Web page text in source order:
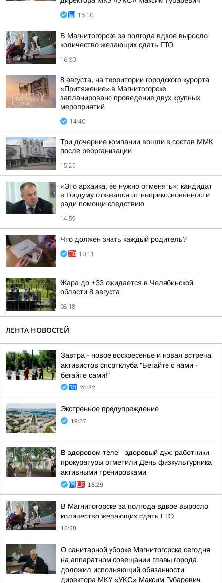
16:10
В Магнитогорске за полгода вдвое выросло
количество желающих сдать ГТО
16:30
8 августа, на территории городского курорта
«Притяжение» в Магнитогорске
запланировано проведение двух крупных
мероприятий
14:40
Три дочерние компании вошли в состав ММК
после реорганизации
15:25
«Это архаика, ее нужно отменять»: кандидат
в Госдуму отказался от неприкосновенности
ради помощи следствию
14:59
Что должен знать каждый родитель?
10:11
Жара до +33 ожидается в Челябинской
области 8 августа
08:18
ЛЕНТА НОВОСТЕЙ
Завтра - новое воскресенье и новая встреча
активистов спортклуба "Бегайте с нами -
бегайте сами!"
20:32
Экстренное предупреждение
19:37
В здоровом теле - здоровый дух: работники
прокуратуры отметили День физкультурника
активными тренировками
18:29
В Магнитогорске за полгода вдвое выросло
количество желающих сдать ГТО
16:30
О санитарной уборке Магнитогорска сегодня
на аппаратном совещании главы города
доложил исполняющий обязанности
директора МКУ «УКС» Максим Губаревич